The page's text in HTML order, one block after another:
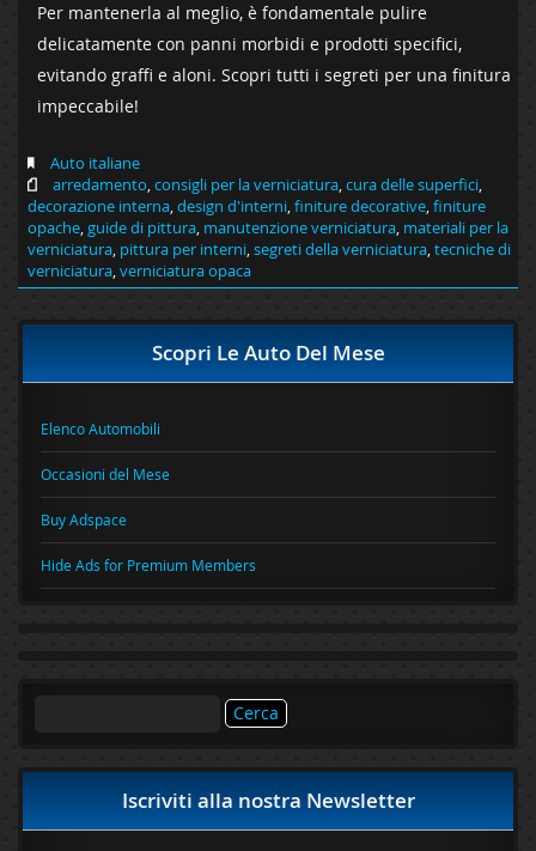
Per mantenerla al meglio, è fondamentale pulire
delicatamente con panni morbidi e prodotti specifici,
evitando graffi e aloni. Scopri tutti i segreti per una finitura
impeccabile!
Auto italiane
arredamento,consigli per la verniciatura,cura delle superfici,
decorazione interna,design d'interni,finiture decorative,finiture
opache,guide di pittura, manutenzione verniciatura, materiali per la
verniciatura, pittura per interni,segreti della verniciatura,tecniche di
verniciatura,verniciatura opaca
Scopri Le Auto Del Mese
Elenco Automobili
Occasioni del Mese
Buy Adspace
Hide Ads for Premium Members
Iscriviti alla nostra Newsletter